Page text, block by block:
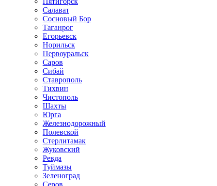
Салават
Сосновый Бор
Таганрог
Егорьевск
Норильск
Первоуральск
Саров
Сибай
Ставрополь
Тихвин
Чистополь
Шахты
Юрга
Железнодорожный
Полевской
Стерлитамак
Жуковский
Ревда
Туймазы
Зеленоград
Серов